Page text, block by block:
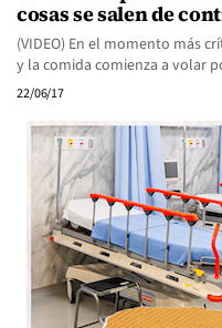
cosas se salen de
(VIDEO) En el momento más
y la comida comienza a volar
22/06/17